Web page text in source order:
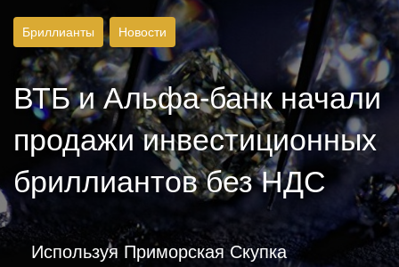
Бриллианты Новости
ВТБ и Альфа-банк начали
продажи инвестиционных
бриллиантов без НДС
Используя Приморская Скупка